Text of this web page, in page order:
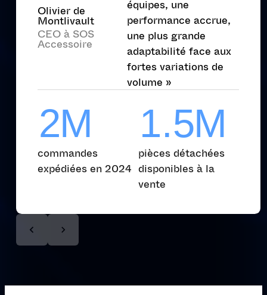
NS FÉ RE
La solution qui convoye vos
flux tout en élevant votre
efficacité
E
et ferme
Olivier de
Montlivault
CEO à SOS
Accessoire
équipes, une
performance accrue,
une plus grande
adaptabilité face aux
fortes variations de
volume »
2
0
7
1
2M
commandes
expédiées en 2024
1
4
5
6
1.
3
5
8
.5
2
4
8
5M
pièces détachées
disponibles à la
vente